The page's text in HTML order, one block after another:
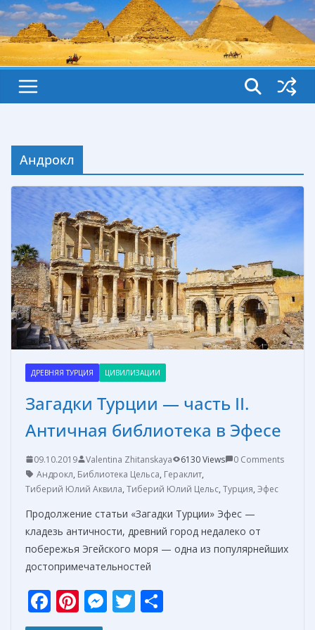
Андрокл
ДРЕВНЯЯ ТУРЦИЯ ЦИВИЛИЗАЦИИ
Загадки Турции — часть II.
Античная библиотека в Эфесе
09.10.2019 Valentina Zhitanskaya 6130 Views
0 Comments
Андрокл, Библиотека Цельса, Гераклит,
Тиберий Юлий Аквила, Тиберий Юлий Цельс, Турция, Эфес
Продолжение статьи «Загадки Турции» Эфес —
кладезь античности, древний город недалеко от
побережья Эгейского моря — одна из популярнейших
достопримечательностей
F
ac
Pi
nt
M T